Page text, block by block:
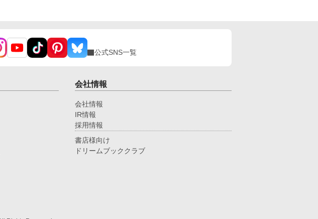
公式SNS一覧
会社情報
会社情報
IR情報
採用情報
書店様向け
ドリームブッククラブ